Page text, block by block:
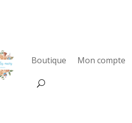
Boutique Mon compte